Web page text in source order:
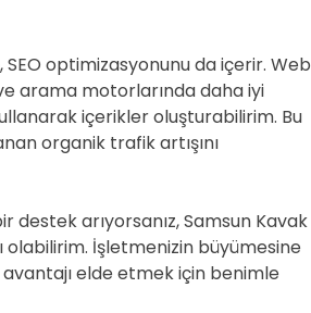
optimizasyonunu da içerir. Web
arama motorlarında daha iyi
içerikler oluşturabilirim. Bu
organik trafik artışını
arıyorsanız, Samsun Kavak
olabilirim. İşletmenizin büyümesine
elde etmek için benimle